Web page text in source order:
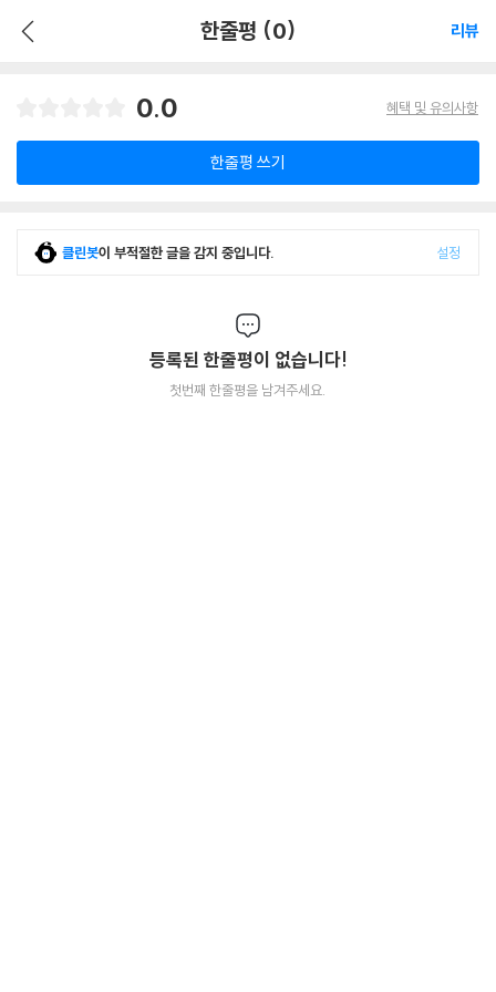
한줄평 (0) 리뷰
0.0 혜택 및 유의사항
한줄평 쓰기
클린봇이 부적절한 글을 감지 중입니다. 설정
등록된 한줄평이 없습니다!
첫번째 한줄평을 남겨주세요.